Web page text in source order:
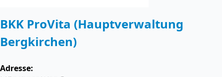
BKK ProVita (Hauptverwaltung
Bergkirchen)
Adresse: